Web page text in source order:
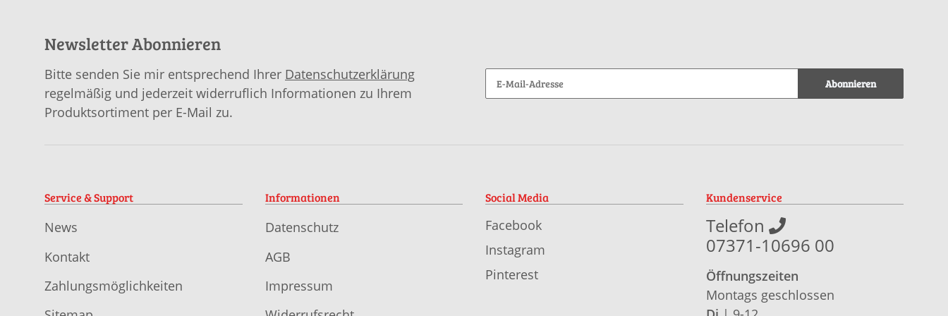
Newsletter Abonnieren
Bitte senden Sie mir entsprechend Ihrer Datenschutzerklärung
regelmäßig und jederzeit widerruflich Informationen zu Ihrem
Produktsortiment per E-Mail zu.
Abonnieren
Service & Support
News
Kontakt
Zahlungsmöglichkeiten
Informationen
Datenschutz
AGB
Impressum
Social Media
Facebook
Instagram
Pinterest
Kundenservice
Telefon
07371-10696 00
Öffnungszeiten
Montags geschlossen